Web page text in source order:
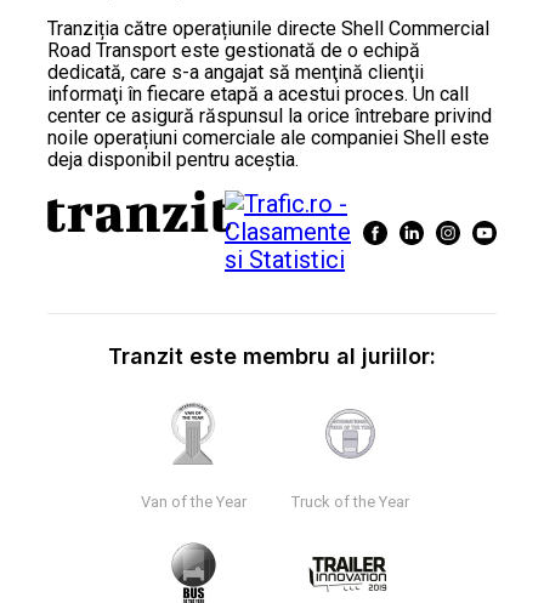
Tranziția către operațiunile directe Shell Commercial
Road Transport este gestionată de o echipă
dedicată, care s-a angajat să menţină clienţii
informaţi în fiecare etapă a acestui proces. Un call
center ce asigură răspunsul la orice întrebare privind
noile operațiuni comerciale ale companiei Shell este
deja disponibil pentru aceştia.
Tranzit este membru al juriilor:
Van of the Year Truck of the Year